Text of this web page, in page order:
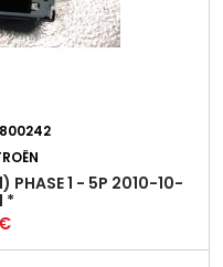
PHASE 1 - 5P 2010-10-
*